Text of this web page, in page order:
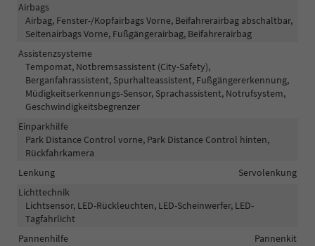
Airbags
Airbag, Fenster-/Kopfairbags Vorne, Beifahrerairbag abschaltbar,
Seitenairbags Vorne, Fußgängerairbag, Beifahrerairbag
Assistenzsysteme
Tempomat, Notbremsassistent (City-Safety),
Berganfahrassistent, Spurhalteassistent, Fußgängererkennung,
Müdigkeitserkennungs-Sensor, Sprachassistent, Notrufsystem,
Geschwindigkeitsbegrenzer
Einparkhilfe
Park Distance Control vorne, Park Distance Control hinten,
Rückfahrkamera
Lenkung
Servolenkung
Lichttechnik
Lichtsensor, LED-Rückleuchten, LED-Scheinwerfer, LED-
Tagfahrlicht
Pannenhilfe
Pannenkit